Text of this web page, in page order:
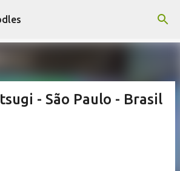
o conteúdo principal
- São Paulo - Brasil